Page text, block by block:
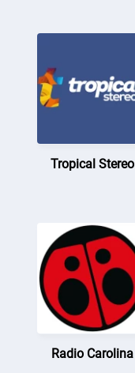
Tropical Stereo
Radio Carolina